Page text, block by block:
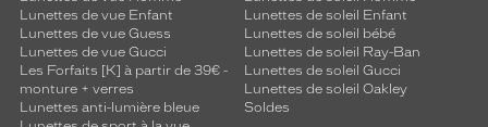
Lunettes de vue Enfant
Lunettes de vue Guess
Lunettes de vue Gucci
Les Forfaits [K] à partir de 39€ -
monture + verres
Lunettes anti-lumière bleue
Lunettes de soleil Enfant
Lunettes de soleil bébé
Lunettes de soleil Ray-Ban
Lunettes de soleil Gucci
Lunettes de soleil Oakley
Soldes